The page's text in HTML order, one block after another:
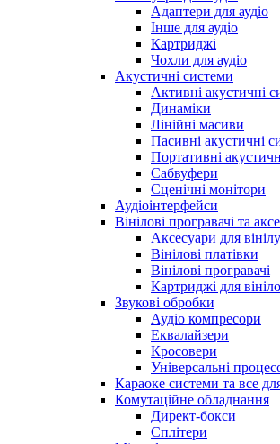
Адаптери для аудіо
Інше для аудіо
Картриджі
Чохли для аудіо
Акустичні системи
Активні акустичні
Динаміки
Лінійні масиви
Пасивні акустичні
Портативні
Сабвуфери
Сценічні монітори
Аудіоінтерфейси
Вінілові програвачі та
Аксесуари для вінілу
Вінілові платівки
Вінілові програвачі
Картриджі для
Звукові обробки
Аудіо компресори
Еквалайзери
Кросовери
Універсальні
Караоке системи та все
Комутаційне обладнання
Директ-бокси
Сплітери